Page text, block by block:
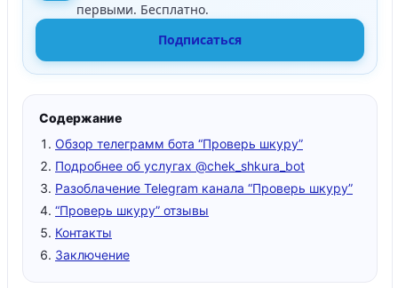
первыми. Бесплатно.
Подписаться
Содержание
Обзор телеграмм бота “Проверь шкуру”
Подробнее об услугах @chek_shkura_bot
Разоблачение Telegram канала “Проверь шкуру”
“Проверь шкуру” отзывы
Контакты
Заключение